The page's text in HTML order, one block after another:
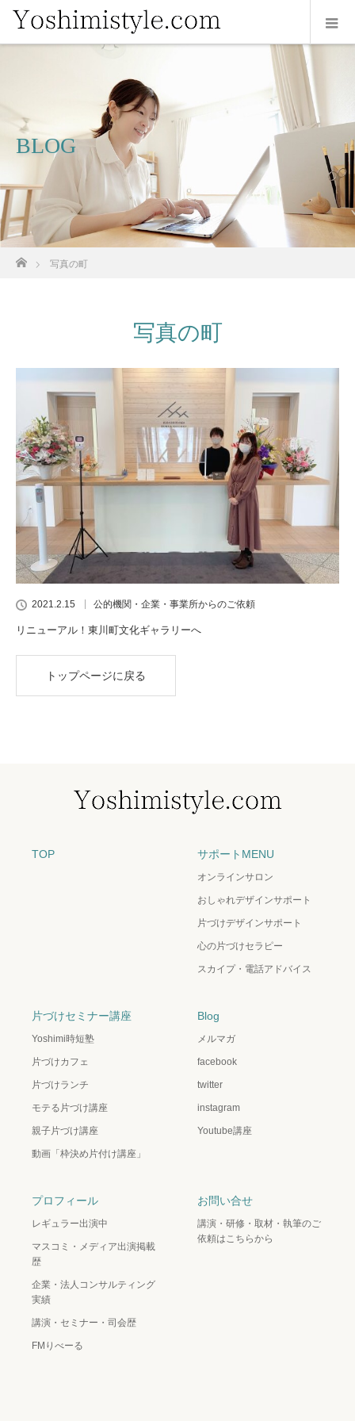
BLOG
ホーム
写真の町
写真の町
2021.2.15 公的機関・企業・事業所からのご依頼
リニューアル！東川町文化ギャラリーへ
トップページに戻る
TOP サポートMENU
オンラインサロン
おしゃれデザインサポート
片づけデザインサポート
心の片づけセラピー
スカイプ・電話アドバイス
片づけセミナー講座
Yoshimi時短塾
片づけカフェ
片づけランチ
モテる片づけ講座
親子片づけ講座
動画「枠決め片付け講座」
Blog
メルマガ
facebook
twitter
instagram
Youtube講座
プロフィール
レギュラー出演中
マスコミ・メディア出演掲載
歴
企業・法人コンサルティング
実績
講演・セミナー・司会歴
FMりべーる
お問い合せ
講演・研修・取材・執筆のご
依頼はこちらから